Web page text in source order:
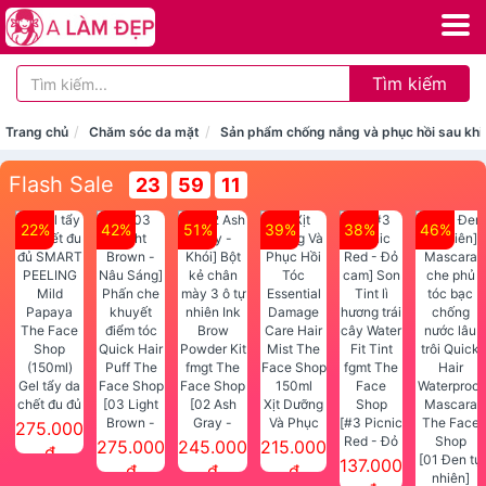
Tìm kiếm
Trang chủ Chăm sóc da mặt Sản phẩm chống nắng và phục hồi sau
Flash Sale 23 59 10
22%
Gel tẩy da
chết đu đủ
SMART
PEELING
275.000
đ
42%
[03 Light
Brown -
Nâu Sáng]
Phấn che
275.000
đ
51%
[02 Ash
Gray -
Khói] Bột
kẻ chân
245.000
đ
39%
Xịt Dưỡng
Và Phục
Hồi Tóc
Essential
215.000
đ
38%
[#3 Picnic
Red - Đỏ
cam] Son
137.000
46%
[01 Đen tự
nhiên]